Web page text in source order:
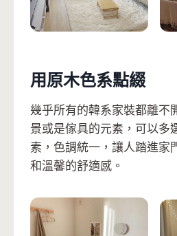
用原木色系點綴
幾乎所有的韓系家裝都離不
景或是傢具的元素，可以多
素，色調統一，讓人踏進家
和溫馨的舒適感。